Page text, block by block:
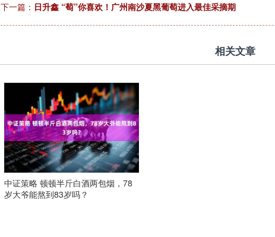
下一篇： 日升鑫 “萄”你喜欢！广州南沙夏黑葡萄进入最佳采摘期
相关文章
中证策略 顿顿半斤白酒两包烟，78
岁大爷能熬到83岁吗？